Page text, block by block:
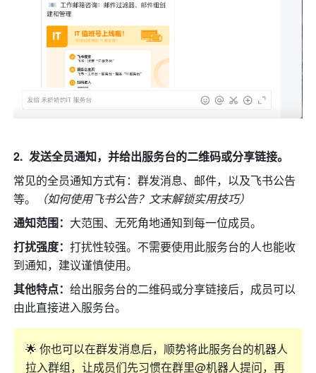
发送全员通知，并给出服务台的二维码或分享链接。
常见的全员通知方式有：群发消息、邮件，以及飞书公告
等。
（如何使用飞书公告？文末解锁实用技巧）
通知范围： 大范围、无死角地通知到每一位成员。
打扰强度：打扰性较强。不需要使用此服务台的人也能收
到通知，建议谨慎使用。
其他特点：给出服务台的二维码或分享链接后，成员可以
由此直接进入服务台。
🌟 你也可以在群发消息后，顺势将此服务台的机器人
拉入群组，让成员们先习惯在群里@机器人提问，再